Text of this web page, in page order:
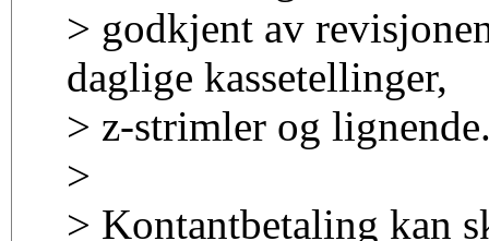
> godkjent av
daglige kassetellinger,
> z-strimler og
>
> Kontantbetaling kan